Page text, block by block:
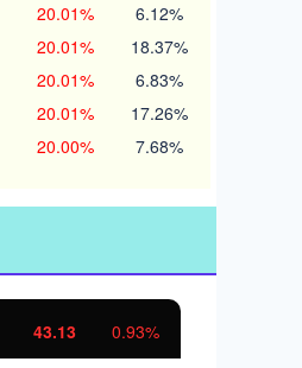
20.01% 6.12%
20.01% 18.37%
20.01% 6.83%
20.01% 17.26%
20.00% 7.68%
43.13 0.93%